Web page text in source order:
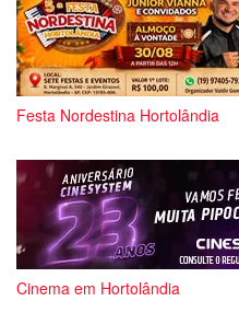
Festa Nordestina Hortolândia
Cinema em Hortolândia